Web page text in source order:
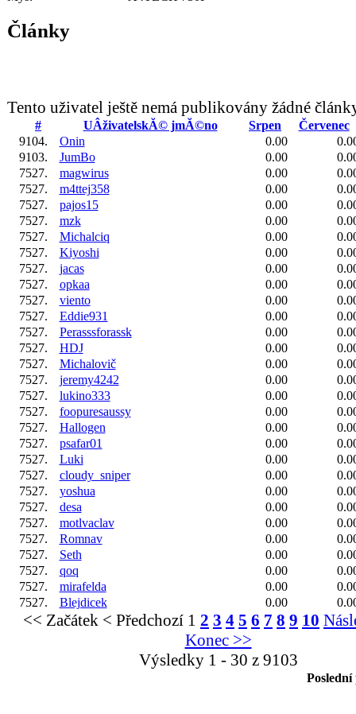
Články
Tento uživatel ještě nemá publikovány žádné
# UÂživatelskĂ© jmĂ©no Srpen
Červenec
9104.
Onin 0.00
9103.
JumBo 0.00
7527.
magwirus 0.00
7527.
m4ttej358 0.00
7527.
pajos15 0.00
7527.
mzk 0.00
7527.
Michalciq 0.00
7527.
Kiyoshi 0.00
7527.
jacas 0.00
7527.
opkaa 0.00
7527.
viento 0.00
7527.
Eddie931 0.00
7527.
Perasssforassk 0.00
7527.
HDJ 0.00
7527.
Michalovič 0.00
7527.
jeremy4242 0.00
7527.
lukino333 0.00
7527.
foopuresaussy 0.00
7527.
Hallogen 0.00
7527.
psafar01 0.00
7527.
Luki 0.00
7527.
cloudy_sniper 0.00
7527.
yoshua 0.00
7527.
desa 0.00
7527.
motlvaclav 0.00
7527.
Romnav 0.00
7527.
Seth 0.00
7527.
qoq 0.00
7527.
mirafelda 0.00
7527.
Blejdicek 0.00
<< Začátek < Předchozí 1 2 3 4 5 6 7 8 9 10
Konec >>
Výsledky 1 - 30 z 9103